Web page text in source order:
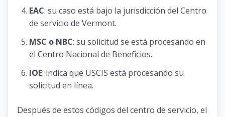
EAC: su caso está bajo la jurisdicción del Centro
de servicio de Vermont.
MSC o NBC: su solicitud se está procesando en
el Centro Nacional de Beneficios.
IOE: indica que USCIS está procesando su
solicitud en línea.
Después de estos códigos del centro de servicio, el